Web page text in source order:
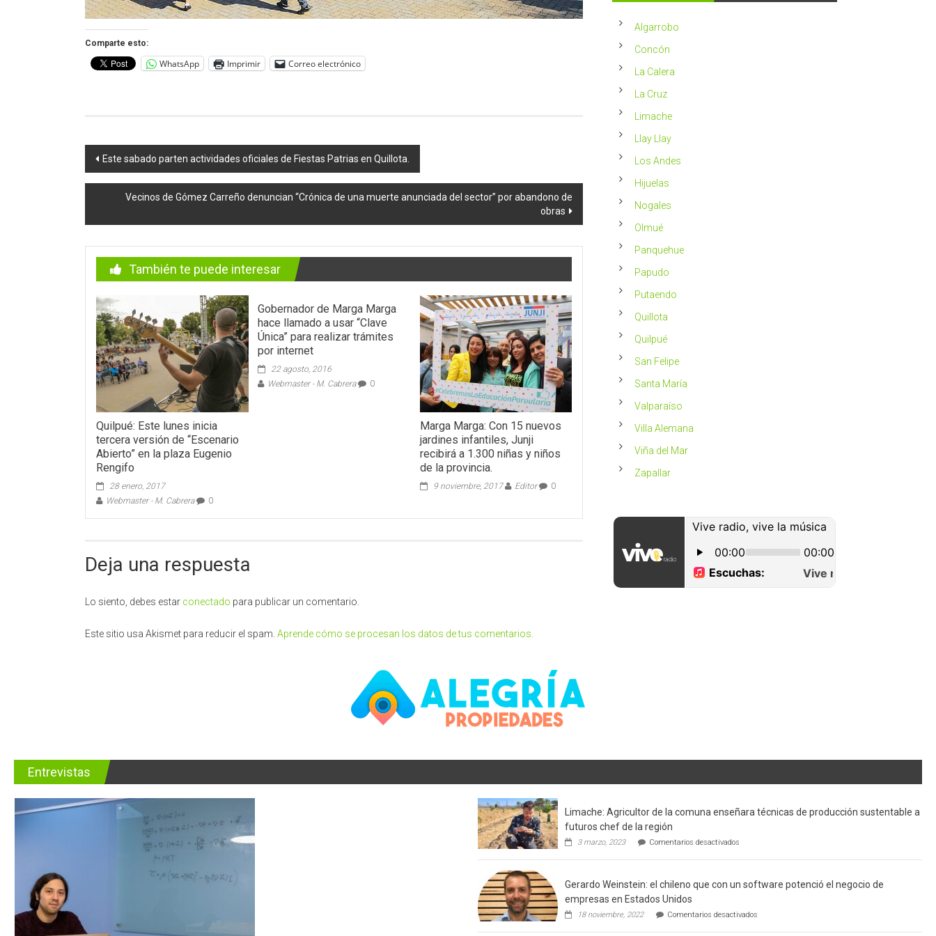
Comparte esto:
WhatsApp Imprimir Correo electrónico
Navegación
de
entradas
Este sabado parten actividades oficiales de Fiestas Patrias en Quillota.
Vecinos de Gómez Carreño denuncian “Crónica de una muerte anunciada del sector” por abandono de
obras
También te puede interesar
Quilpué: Este lunes inicia
tercera versión de “Escenario
Abierto” en la plaza Eugenio
Rengifo
28 enero, 2017
Webmaster - M. Cabrera
0
Gobernador de Marga Marga
hace llamado a usar “Clave
Única” para realizar trámites
por internet
22 agosto, 2016
Webmaster - M. Cabrera
0
Marga Marga: Con 15 nuevos
jardines infantiles, Junji
recibirá a 1.300 niñas y niños
de la provincia.
9 noviembre, 2017 Editor 0
Deja una respuesta
Lo siento, debes estar conectado para publicar un comentario.
Este sitio usa Akismet para reducir el spam. Aprende cómo se procesan los datos de tus comentarios.
2023
Algarrobo
Concón
La Calera
La Cruz
Limache
Llay Llay
Los Andes
Hijuelas
Nogales
Olmué
Panquehue
Papudo
Putaendo
Quillota
Quilpué
San Felipe
Santa María
Valparaíso
Villa Alemana
Viña del Mar
Zapallar
Entrevistas
Limache: Agricultor de la comuna enseñara técnicas de producción sustentable a
futuros chef de la región
3 marzo, 2023 Comentarios desactivadosen
Agricultor
la
técnicas
Gerardo Weinstein: el chileno que con un software potenció el negocio de
empresas en Estados Unidos
18 noviembre, 2022 Comentarios desactivadosen
Weinstein: